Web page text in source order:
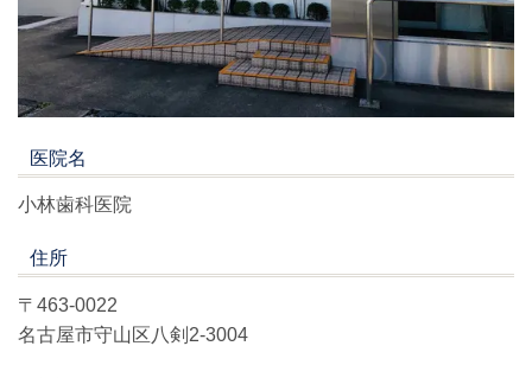
医院名
小林歯科医院
住所
〒463-0022
名古屋市守山区八剣2-3004